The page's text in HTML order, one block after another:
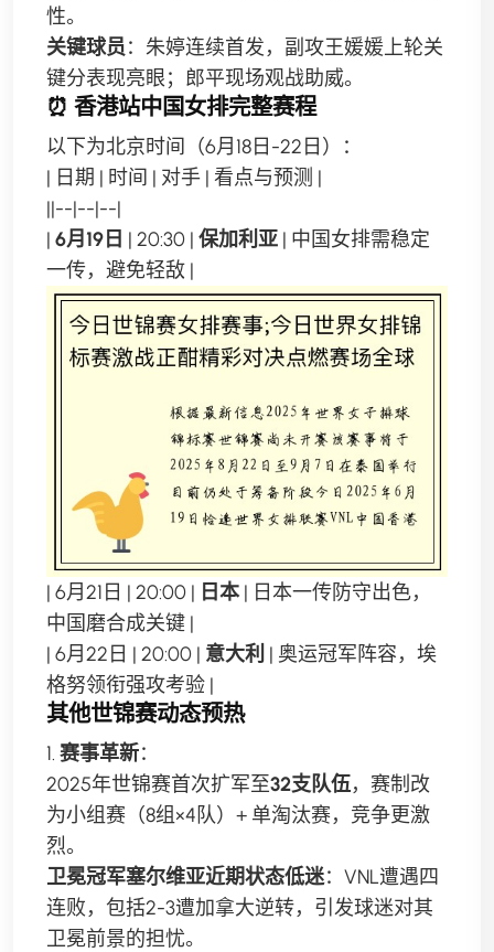
性。
关键球员：朱婷连续首发，副攻王媛媛上轮关
键分表现亮眼；郎平现场观战助威。
⏰ 香港站中国女排完整赛程
以下为北京时间（6月18日-22日）：
| 日期 | 时间 | 对手 | 看点与预测 |
||--|--|--|
| 6月19日 | 20:30 | 保加利亚 | 中国女排需稳定
一传，避免轻敌 |
| 6月21日 | 20:00 | 日本 | 日本一传防守出色，
中国磨合成关键 |
| 6月22日 | 20:00 | 意大利 | 奥运冠军阵容，埃
格努领衔强攻考验 |
其他世锦赛动态预热
1. 赛事革新：
2025年世锦赛首次扩军至32支队伍，赛制改
为小组赛（8组×4队）+ 单淘汰赛，竞争更激
烈。
卫冕冠军塞尔维亚近期状态低迷：VNL遭遇四
连败，包括2-3遭加拿大逆转，引发球迷对其
卫冕前景的担忧。